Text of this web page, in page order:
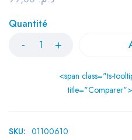
Quantité
<span class="ts-
SKU: 01100610